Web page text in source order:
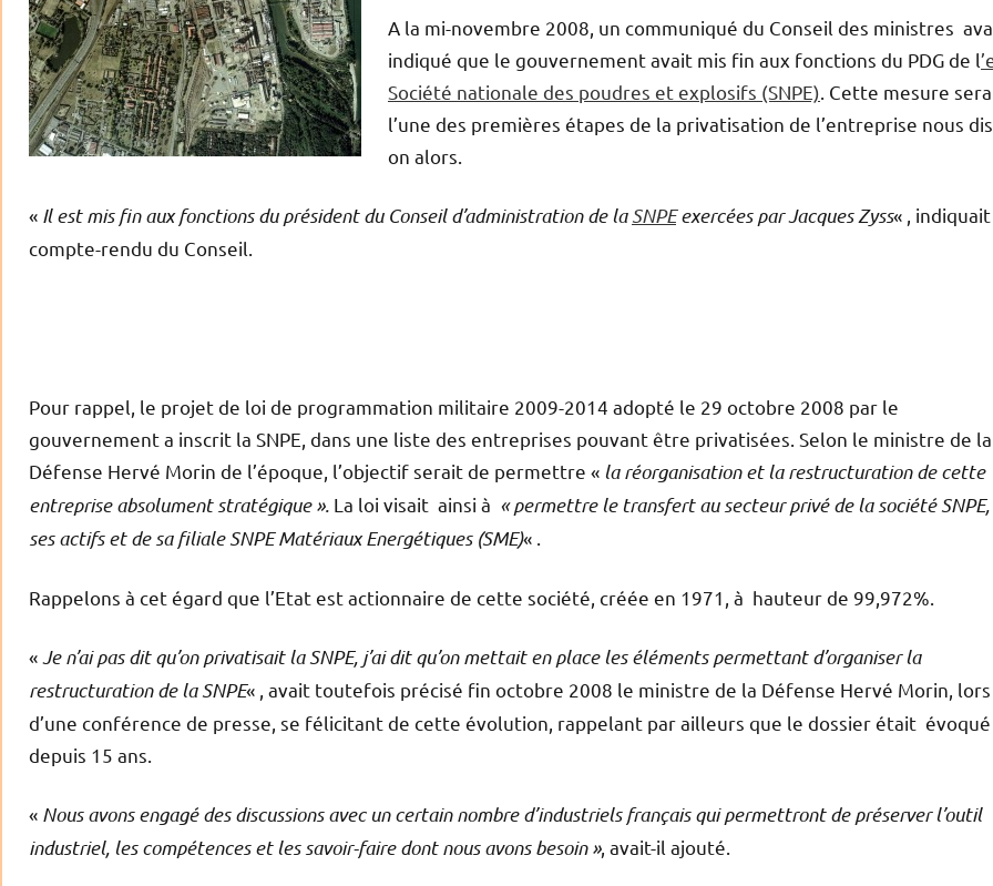
A la mi-novembre 2008, un communiqué du Conseil des ministres
indiqué que le gouvernement avait mis fin aux fonctions du PDG de l
Société nationale des poudres et explosifs (SNPE) . Cette mesure
l’une des premières étapes de la privatisation de l’entreprise nous
on alors.
« Il est mis fin aux fonctions du président du Conseil d’administration de laSNPEexercées par Jacques Zyss« ,
compte-rendu du Conseil.
Pour rappel, le projet de loi de programmation militaire 2009-2014 adopté le 29 octobre 2008 par le
gouvernement a inscrit la SNPE, dans une liste des entreprises pouvant être privatisées. Selon le ministre de la
Défense Hervé Morin de l’époque, l’objectif serait de permettre « la réorganisation et la restructuration de cette
entreprise absolument stratégique ». La loi visait ainsi à « permettre le transfert au secteur privé de la société
ses actifs et de sa filiale SNPE Matériaux Energétiques (SME)« .
Rappelons à cet égard que l’Etat est actionnaire de cette société, créée en 1971, à hauteur de 99,972%.
«Je n’ai pas dit qu’on privatisait la SNPE, j’ai dit qu’on mettait en place les éléments permettant d’organiser la
restructuration de la SNPE« , avait toutefois précisé fin octobre 2008 le ministre de la Défense Hervé Morin, lors
d’une conférence de presse, se félicitant de cette évolution, rappelant par ailleurs que le dossier était évoqué
depuis 15 ans.
« Nous avons engagé des discussions avec un certain nombre d’industriels français qui permettront de préserver l’outil
industriel, les compétences et les savoir-faire dont nous avons besoin », avait-il ajouté.